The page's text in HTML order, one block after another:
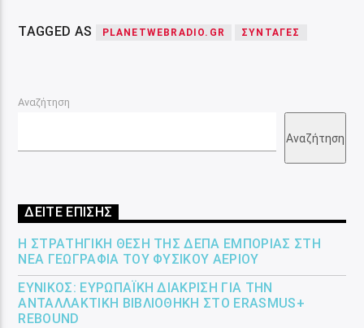
TAGGED AS PLANETWEBRADIO.GR ΣΥΝΤΑΓΈΣ
Αναζήτηση
Αναζήτηση
ΔΕΙΤΕ ΕΠΙΣΗΣ
Η ΣΤΡΑΤΗΓΙΚΉ ΘΈΣΗ ΤΗΣ ΔΕΠΑ ΕΜΠΟΡΊΑΣ ΣΤΗ
ΝΈΑ ΓΕΩΓΡΑΦΊΑ ΤΟΥ ΦΥΣΙΚΟΎ ΑΕΡΊΟΥ
ΕΎΝΙΚΟΣ: ΕΥΡΩΠΑΪΚΉ ΔΙΆΚΡΙΣΗ ΓΙΑ ΤΗΝ
ΑΝΤΑΛΛΑΚΤΙΚΉ ΒΙΒΛΙΟΘΉΚΗ ΣΤΟ ERASMUS+
REBOUND